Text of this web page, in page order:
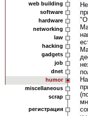
web building
software
hardware
networking
law
hacking
gadgets
job
dnet
humor
miscellaneous
scrap
регистрация